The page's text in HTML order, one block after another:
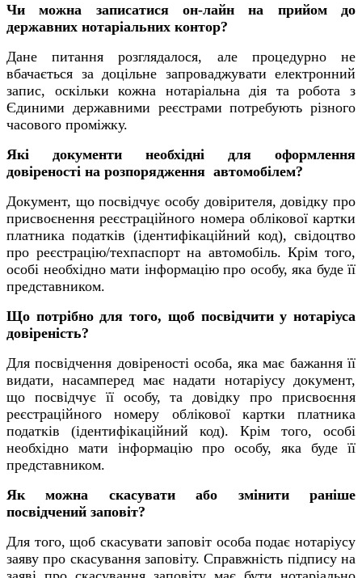
Чи можна записатися он-лайн на прийом до
державних нотаріальних контор?
Дане питання розглядалося, але процедурно не
вбачається за доцільне запроваджувати електронний
запис, оскільки кожна нотаріальна дія та робота з
Єдиними державними реєстрами потребують різного
часового проміжку.
Які документи необхідні для оформлення
довіреності на розпорядження автомобілем?
Документ, що посвідчує особу довірителя, довідку про
присвоєнення реєстраційного номера облікової картки
платника податків (ідентифікаційний код), свідоцтво
про реєстрацію/техпаспорт на автомобіль. Крім того,
особі необхідно мати інформацію про особу, яка буде її
представником.
Що потрібно для того, щоб посвідчити у нотаріуса
довіреність?
Для посвідчення довіреності особа, яка має бажання її
видати, насамперед має надати нотаріусу документ,
що посвідчує її особу, та довідку про присвоєння
реєстраційного номеру облікової картки платника
податків (ідентифікаційний код). Крім того, особі
необхідно мати інформацію про особу, яка буде її
представником.
Як можна скасувати або змінити раніше
посвідчений заповіт?
Для того, щоб скасувати заповіт особа подає нотаріусу
заяву про скасування заповіту. Справжність підпису на